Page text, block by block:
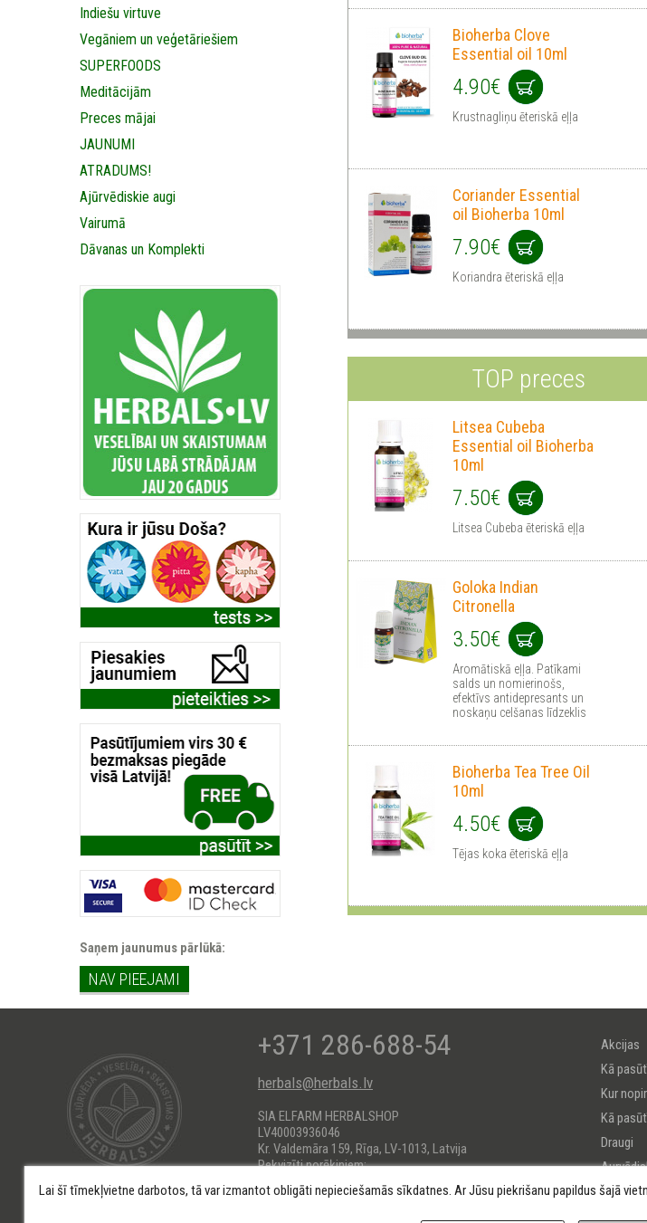
Indiešu virtuve
Vegāniem un veģetāriešiem
SUPERFOODS
Meditācijām
Preces mājai
JAUNUMI
ATRADUMS!
Ajūrvēdiskie augi
Vairumā
Dāvanas un Komplekti
Saņem jaunumus pārlūkā:
NAV PIEEJAMI
Bioherba Clove
Essential oil 10ml
4.90€
Krustnagliņu ēteriskā eļļa
Coriander Essential
oil Bioherba 10ml
7.90€
Koriandra ēteriskā eļļa
TOP preces
Litsea Cubeba
Essential oil Bioherba
10ml
7.50€
Litsea Cubeba ēteriskā eļļa
Goloka Indian
Citronella
3.50€
Aromātiskā eļļa. Patīkami
salds un nomierinošs,
efektīvs antidepresants un
noskaņu celšanas līdzeklis
Bioherba Tea Tree Oil
10ml
4.50€
Tējas koka ēteriskā eļļa
+371 286-688-54
herbals@herbals.lv
SIA ELFARM HERBALSHOP
LV40003936046
Kr. Valdemāra 159, Rīga, LV-1013, Latvija
Rekvizīti norēķiniem:
AS Swedbank HABALV22
KONTS: LV66HABA0551017184222
Akcijas
Kā
Kur
Kā
Draugi
Uzzini
Lai šī tīmekļvietne darbotos, tā var izmantot obligāti nepieciešamās sīkdatnes. Ar Jūsu piekrišanu papildus šajā